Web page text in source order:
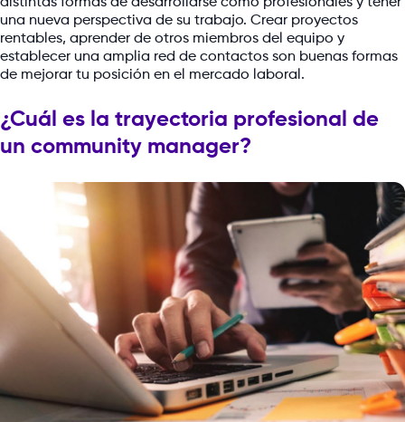
distintas formas de desarrollarse como profesionales y tener
una nueva perspectiva de su trabajo. Crear proyectos
rentables, aprender de otros miembros del equipo y
establecer una amplia red de contactos son buenas formas
de mejorar tu posición en el mercado laboral.
¿Cuál es la trayectoria profesional de
un community manager?